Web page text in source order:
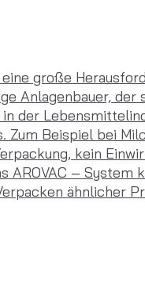
große
Anlagenbauer,
der
Beispiel bei
kein
– System
ähnlicher